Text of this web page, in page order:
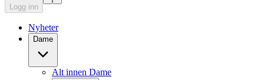
Logg inn
Nyheter
Dame
Alt innen Dame